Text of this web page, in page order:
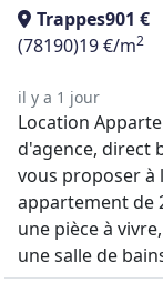
Trappes901 €
(78190)19 €/m2
il y a 1 jour
Location
d'agence, direct
vous proposer à
appartement de
une pièce à
une salle de